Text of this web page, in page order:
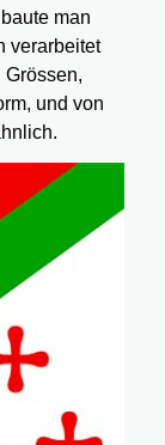
man
verarbeitet
und von